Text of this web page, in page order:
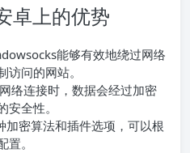
卓上的优势
能够有效地绕过网络
问的网站。
络连接时，数据会经过加密
全性。
密算法和插件选项，可以根
。